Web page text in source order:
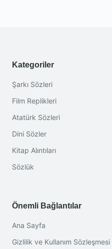
Kategoriler
Şarkı Sözleri
Film Replikleri
Atatürk Sözleri
Dini Sözler
Kitap Alıntıları
Sözlük
Önemli Bağlantılar
Ana Sayfa
Gizlilik ve Kullanım Sözleşmesi